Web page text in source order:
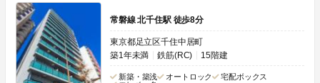
常磐線 北千住駅 徒歩8分
東京都足立区千住中居町
築1年未満
鉄筋(RC) 15階建
新築・築浅 オートロック
宅配ボックス